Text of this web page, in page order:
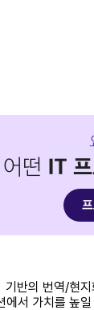
기반의 번역/현
서 가치를 높